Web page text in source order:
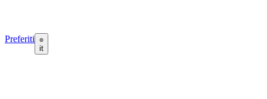
Preferiti
it